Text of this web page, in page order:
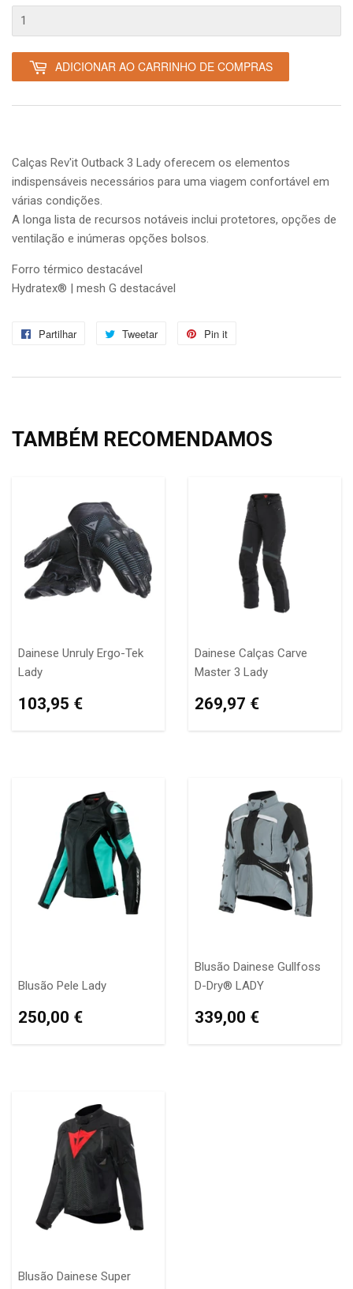
ADICIONAR AO CARRINHO DE COMPRAS
Calças Rev'it Outback 3 Lady oferecem os elementos
indispensáveis necessários para uma viagem confortável em
várias condições.
A longa lista de recursos notáveis inclui protetores, opções de
ventilação e inúmeras opções bolsos.
Forro térmico destacável
Hydratex® | mesh G destacável
Partilhar
Partilhe
Facebook
Tweetar
Tuíte
Twitter
Pin it
Pinterest
TAMBÉM RECOMENDAMOS
Dainese Unruly Ergo-Tek
Lady
PREÇO
NORMAL
103,95 €
Dainese Calças Carve
Master 3 Lady
PREÇO
NORMAL
269,97 €
Blusão Pele Lady
PREÇO
NORMAL
250,00 €
Blusão Dainese Gullfoss
D-Dry® LADY
PREÇO
NORMAL
339,00 €
Blusão Dainese Super